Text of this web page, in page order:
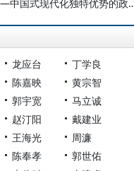
欧阳康：现代化经济体系的中国
龙应台
丁学良
陈嘉映
黄宗智
郭宇宽
马立诚
赵汀阳
戴建业
王海光
周濂
陈奉孝
郭世佑